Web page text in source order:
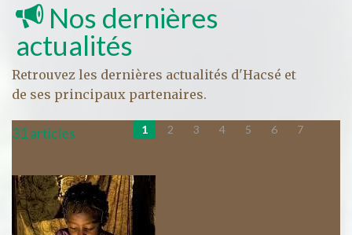
Nos dernières
actualités
Retrouvez les dernières actualités d'Hacsé et
de ses principaux partenaires.
1 2 3 4 5 6 7
31 articles